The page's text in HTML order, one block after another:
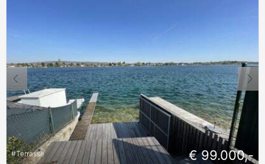
#Terrasse € 99.000,-